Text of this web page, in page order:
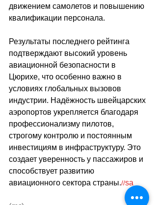
движением самолетов и повышению
квалификации персонала.
Результаты последнего рейтинга
подтверждают высокий уровень
авиационной безопасности в
Цюрихе, что особенно важно в
условиях глобальных вызовов
индустрии. Надёжность швейцарских
аэропортов укрепляется благодаря
профессионализму пилотов,
строгому контролю и постоянным
инвестициям в инфраструктуру. Это
создает уверенность у пассажиров и
способствует развитию
авиационного сектора страны.//sa